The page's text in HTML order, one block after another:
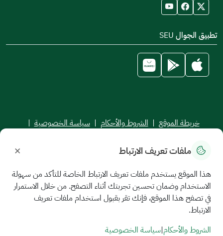
تطبيق الجوال SEU
خريطة الموقع | الشروط والأحكام | سياسة الخصوصية |
جميع الحقوق محفوظة للجامعة السعودية الإلكترونية © 2026
ملفات تعريف الارتباط ×
هذا الموقع يستخدم ملفات تعريف الارتباط الخاصة للتأكد من سهولة
الاستخدام وضمان تحسين تجربتك أثناء التصفح. من خلال الاستمرار
في تصفح هذا الموقع، فإنك تقر بقبول استخدام ملفات تعريف
الارتباط.
الشروط والأحكام|سياسة الخصوصية